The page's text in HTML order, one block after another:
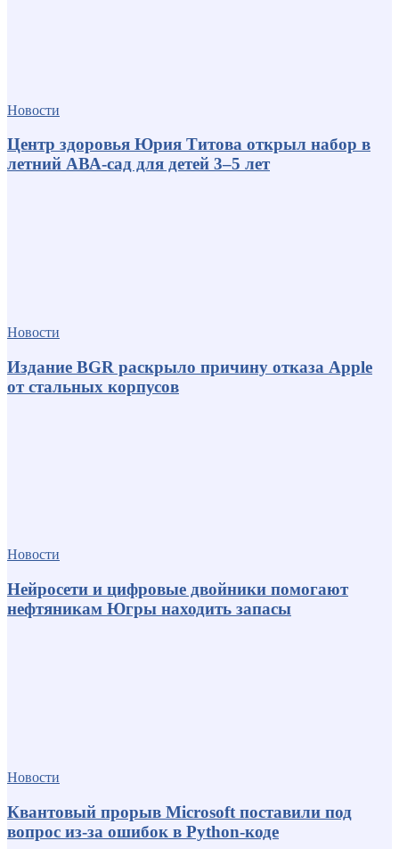
Новости
Центр здоровья Юрия Титова открыл набор в
летний АВА-сад для детей 3–5 лет
Новости
Издание BGR раскрыло причину отказа Apple
от стальных корпусов
Новости
Нейросети и цифровые двойники помогают
нефтяникам Югры находить запасы
Новости
Квантовый прорыв Microsoft поставили под
вопрос из-за ошибок в Python-коде